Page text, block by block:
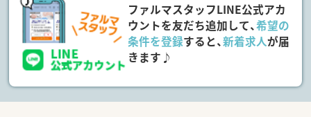
ファルマスタッフLINE公式アカ
ウントを友だち追加して、希望の
条件を登録すると、新着求人が届
きます♪